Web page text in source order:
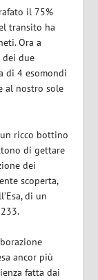
il 75%
transito ha
Ora a
dei due
di 4 esomondi
al nostro sole
ricco bottino
di gettare
dei
scoperta,
di un
ancor più
fatta dai